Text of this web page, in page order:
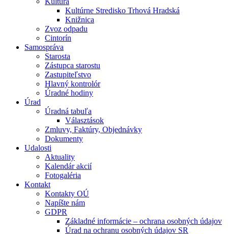
Kultúrne Stredisko Trhová Hradská
Knižnica
Zvoz odpadu
Cintorín
Samospráva
Starosta
Zástupca starostu
Zastupiteľstvo
Hlavný kontrolór
Úradné hodiny
Úrad
Úradná tabuľa
Választások
Zmluvy, Faktúry, Objednávky
Dokumenty
Udalosti
Aktuality
Kalendár akcií
Fotogaléria
Kontakt
Kontakty OÚ
Napíšte nám
GDPR
Základné informácie – ochrana osobných údajov
Úrad na ochranu osobných údajov SR